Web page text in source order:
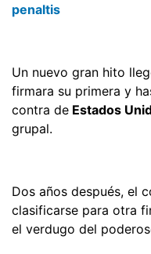
penaltis
Un nuevo gran hito
firmara su primera y
contra de Estados
grupal.
Dos años después, el
clasificarse para otra
el verdugo del